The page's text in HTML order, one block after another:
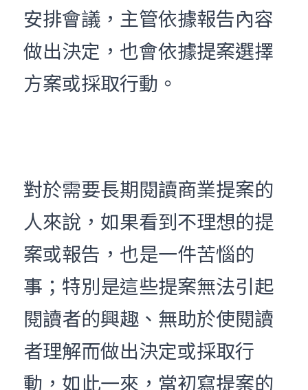
安排會議，主管依據報告內容
做出決定，也會依據提案選擇
方案或採取行動。
對於需要長期閱讀商業提案的
人來說，如果看到不理想的提
案或報告，也是一件苦惱的
事；特別是這些提案無法引起
閱讀者的興趣、無助於使閱讀
者理解而做出決定或採取行
動，如此一來，當初寫提案的